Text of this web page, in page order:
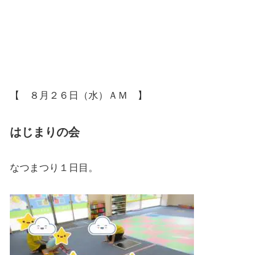
【 ８月２６日（水）ＡＭ 】
はじまりの会
なつまつり１日目。